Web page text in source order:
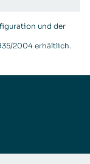
und der
2004 erhältlich.